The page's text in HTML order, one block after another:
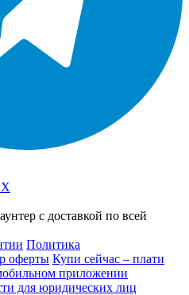
с доставкой по всей
Политика
оферты Купи сейчас – плати
приложении
для юридических лиц